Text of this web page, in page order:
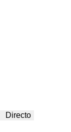
Directo